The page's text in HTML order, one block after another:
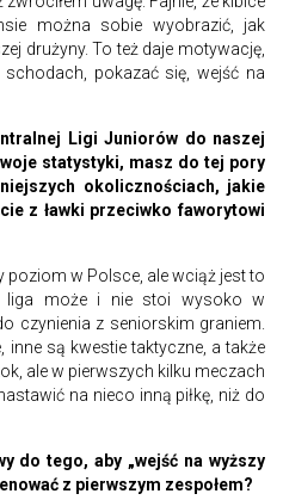
można sobie wyobrazić, jak
drużyny. To też daje motywację,
pokazać się, wejść na
Ligi Juniorów do naszej
statystyki, masz do tej pory
okolicznościach, jakie
z ławki przeciwko faworytowi
poziom w Polsce, ale wciąż jest to
liga może i nie stoi wysoko w
czynienia z seniorskim graniem.
są kwestie taktyczne, a także
ale w pierwszych kilku meczach
na nieco inną piłkę, niż do
do tego, aby „wejść na wyższy
z pierwszym zespołem?